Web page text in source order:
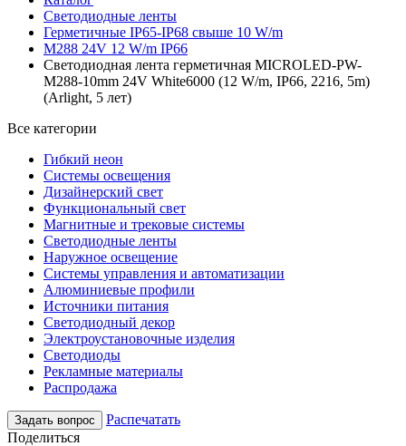
Светодиодные ленты
Герметичные IP65-IP68 свыше 10 W/m
M288 24V 12 W/m IP66
Светодиодная лента герметичная MICROLED-PW-
M288-10mm 24V White6000 (12 W/m, IP66, 2216, 5m)
(Arlight, 5 лет)
Все категории
Гибкий неон
Системы освещения
Дизайнерский свет
Функциональный свет
Магнитные и трековые системы
Светодиодные ленты
Наружное освещение
Системы управления и автоматизации
Алюминиевые профили
Источники питания
Светодиодный декор
Электроустановочные изделия
Светодиоды
Рекламные материалы
Распродажа
Задать вопрос
Распечатать
Поделиться